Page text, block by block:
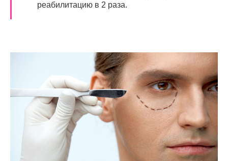
реабилитацию в 2 раза.